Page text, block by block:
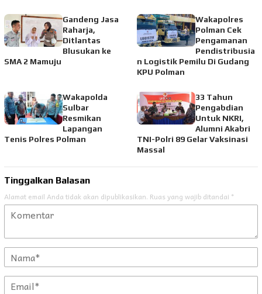
Gandeng Jasa
Raharja,
Ditlantas
Blusukan ke
SMA 2 Mamuju
Wakapolres
Polman Cek
Pengamanan
Pendistribusia
n Logistik Pemilu Di Gudang
KPU Polman
Wakapolda
Sulbar
Resmikan
Lapangan
Tenis Polres Polman
33 Tahun
Pengabdian
Untuk NKRI,
Alumni Akabri
TNI-Polri 89 Gelar Vaksinasi
Massal
Tinggalkan Balasan
Alamat email Anda tidak akan dipublikasikan. Ruas yang wajib ditandai *